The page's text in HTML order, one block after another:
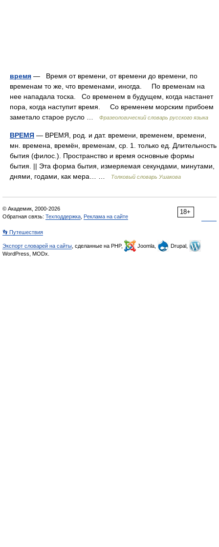
время — Время от времени, от времени до времени, по
временам то же, что временами, иногда. По временам на
нее нападала тоска. Со временем в будущем, когда настанет
пора, когда наступит время. Со временем морским прибоем
заметало старое русло …
Фразеологический словарь русского языка
ВРЕМЯ — ВРЕМЯ, род. и дат. времени, временем, времени,
мн. времена, времён, временам, ср. 1. только ед. Длительность
бытия (филос.). Пространство и время основные формы
бытия. || Эта форма бытия, измеряемая секундами, минутами,
днями, годами, как мера… …
Толковый словарь Ушакова
18+
© Академик, 2000-2026
Обратная связь: Техподдержка Реклама на сайте
👣 Путешествия
Экспорт словарей на сайты , сделанные на PHP, Joomla,
Drupal,
WordPress, MODx.